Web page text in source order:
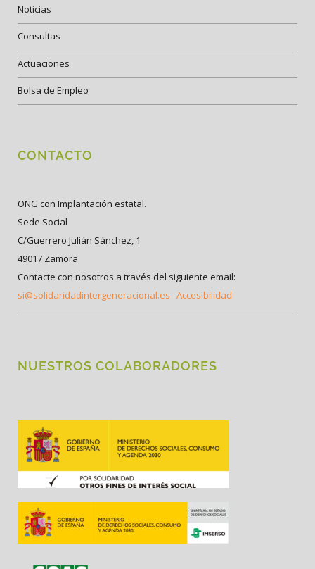
Noticias
Consultas
Actuaciones
Bolsa de Empleo
CONTACTO
ONG con Implantación estatal.
Sede Social
C/Guerrero Julián Sánchez, 1
49017 Zamora
Contacte con nosotros a través del siguiente email:
si@solidaridadintergeneracional.es Accesibilidad
NUESTROS COLABORADORES